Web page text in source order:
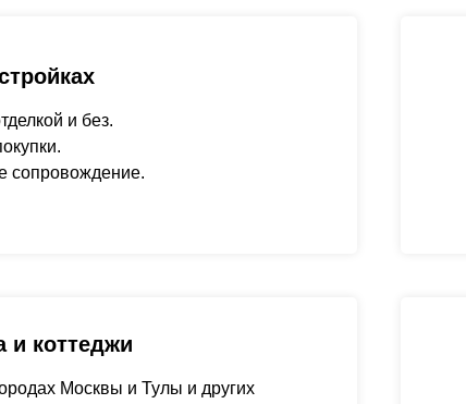
и без.
сопровождение.
и коттеджи
Москвы и Тулы и других